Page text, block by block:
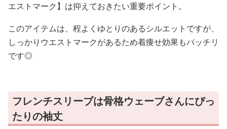
エストマーク】は抑えておきたい重要ポイント。
このアイテムは、程よくゆとりのあるシルエットですが、
しっかりウエストマークがあるため着痩せ効果もバッチリ
です◎
フレンチスリーブは骨格ウェーブさんにぴっ
たりの袖丈